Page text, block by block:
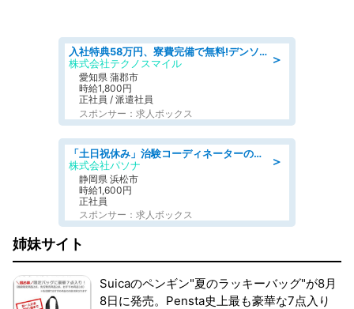
＞
入社特典58万円、寮費完備で無料!デンソーで働こう!自動車工場で小型部品の検査業務 denso aichi
株式会社テクノスマイル
愛知県 蒲郡市
時給1,800円
正社員 / 派遣社員
スポンサー：求人ボックス
＞
「土日祝休み」治験コーディネーターのお仕事/未経験OK
株式会社パソナ
静岡県 浜松市
時給1,600円
正社員
スポンサー：求人ボックス
姉妹サイト
Suicaのペンギン"夏のラッキーバッグ"が8月
8日に発売。Pensta史上最も豪華な7点入り